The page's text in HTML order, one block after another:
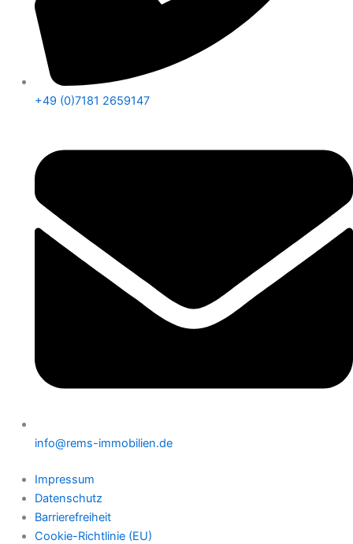
+49 (0)7181 2659147
info@rems-immobilien.de
Impressum
Datenschutz
Barrierefreiheit
Cookie-Richtlinie (EU)